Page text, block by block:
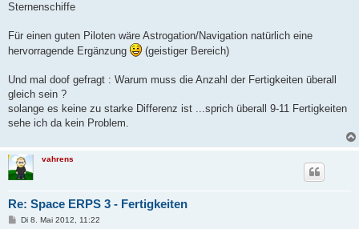
Sternenschiffe
Für einen guten Piloten wäre Astrogation/Navigation natürlich eine
hervorragende Ergänzung
(geistiger Bereich)
Und mal doof gefragt : Warum muss die Anzahl der Fertigkeiten überall
gleich sein ?
solange es keine zu starke Differenz ist ...sprich überall 9-11 Fertigkeiten
sehe ich da kein Problem.
vahrens
Re: Space ERPS 3 - Fertigkeiten
BDi 8. Mai 2012, 11:22